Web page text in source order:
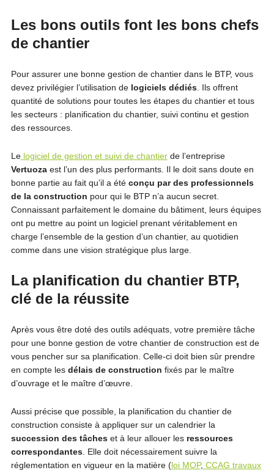
Les bons outils font les bons chefs
de chantier
Pour assurer une bonne gestion de chantier dans le BTP, vous
devez privilégier l’utilisation de logiciels dédiés. Ils offrent
quantité de solutions pour toutes les étapes du chantier et tous
les secteurs : planification du chantier, suivi continu et gestion
des ressources.
Lelogiciel de gestion et suivi de chantierde l’entreprise
Vertuozaest l’un des plus performants. Il le doit sans doute en
bonne partie au fait qu’il a été conçu par des professionnels
de la construction pour qui le BTP n’a aucun secret.
Connaissant parfaitement le domaine du bâtiment, leurs équipes
ont pu mettre au point un logiciel prenant véritablement en
charge l’ensemble de la gestion d’un chantier, au quotidien
comme dans une vision stratégique plus large.
La planification du chantier BTP,
clé de la réussite
Après vous être doté des outils adéquats, votre première tâche
pour une bonne gestion de votre chantier de construction est de
vous pencher sur sa planification. Celle-ci doit bien sûr prendre
en compte les délais de construction fixés par le maître
d’ouvrage et le maître d’œuvre.
Aussi précise que possible, la planification du chantier de
construction consiste à appliquer sur un calendrier la
succession des tâcheset à leur allouer les ressources
correspondantes. Elle doit nécessairement suivre la
réglementation en vigueur en la matière (loi MOP, CCAG travaux